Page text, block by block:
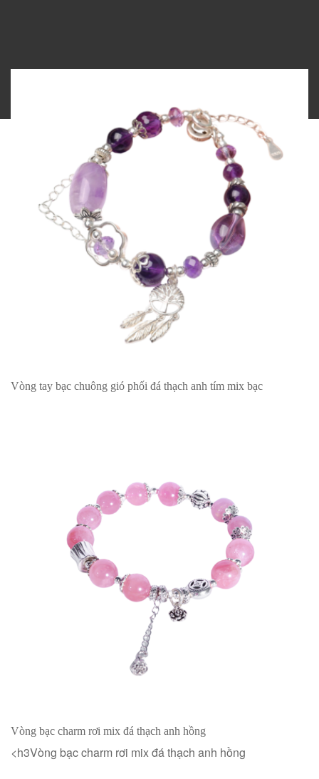
Vòng tay bạc chuông gió phối đá thạch anh tím mix bạc
Vòng bạc charm rơi mix đá thạch anh hồng
<h3Vòng bạc charm rơi mix đá thạch anh hồng